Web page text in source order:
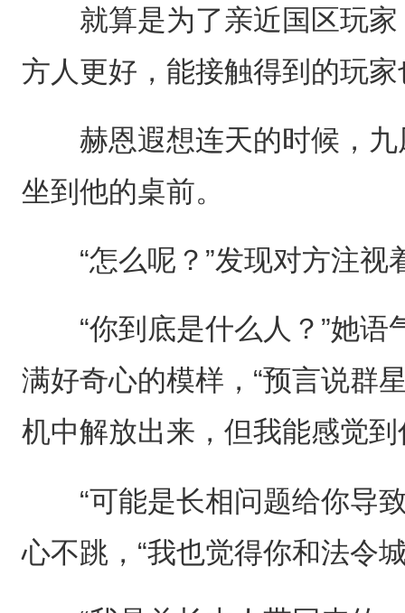
就算是为了亲近国区玩家
方人更好，能接触得到的玩
赫恩遐想连天的时候，九
坐到他的桌前。
“怎么呢？”发现对方注视
“你到底是什么人？”她语
满好奇心的模样，“预言说群
机中解放出来，但我能感觉
“可能是长相问题给你导致
心不跳，“我也觉得你和法令